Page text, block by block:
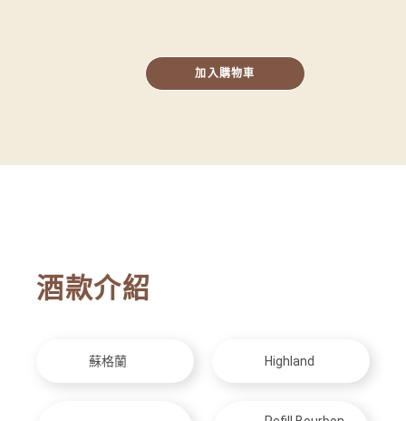
加入購物車
酒款介紹
蘇格蘭 Highland